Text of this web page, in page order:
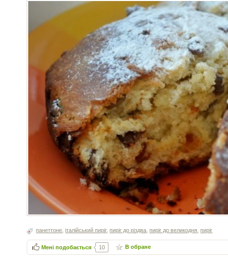
панеттоне ,італійський пиріг,пиріг до різдва ,пиріг до великодня ,пиріг
Мені подобається 10 В обране